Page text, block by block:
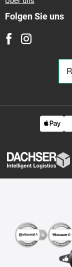
Folgen Sie uns